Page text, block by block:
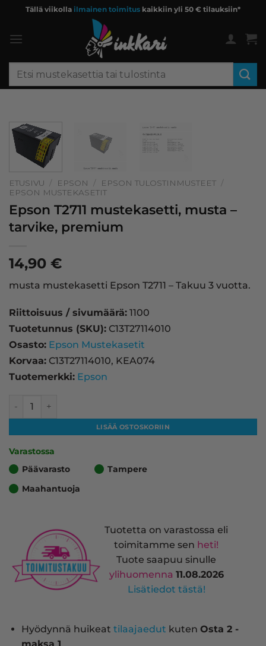
content
Tällä viikolla ilmainen toimitus kaikkiin yli 50 € tilauksiin*
Etsi:
ETUSIVU / EPSON / EPSON TULOSTINMUSTEET /
EPSON MUSTEKASETIT
Epson T2711 mustekasetti, musta –
tarvike, premium
14,90 €
musta mustekasetti Epson T2711 – Takuu 3 vuotta.
Riittoisuus / sivumäärä: 1100
Tuotetunnus (SKU): C13T27114010
Osasto: Epson Mustekasetit
Korvaa: C13T27114010, KEA074
Tuotemerkki: Epson
LISÄÄ OSTOSKORIIN
Varastossa
Päävarasto
Tampere
Maahantuoja
Tuotetta on varastossa eli
toimitamme sen heti!
Tuote saapuu sinulle
ylihuomenna 11.08.2026
Lisätiedot tästä!
Hyödynnä huikeat tilaajaedut kuten Osta 2 -